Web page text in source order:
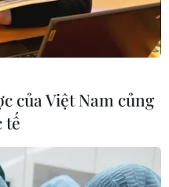
của Việt Nam củng
tế